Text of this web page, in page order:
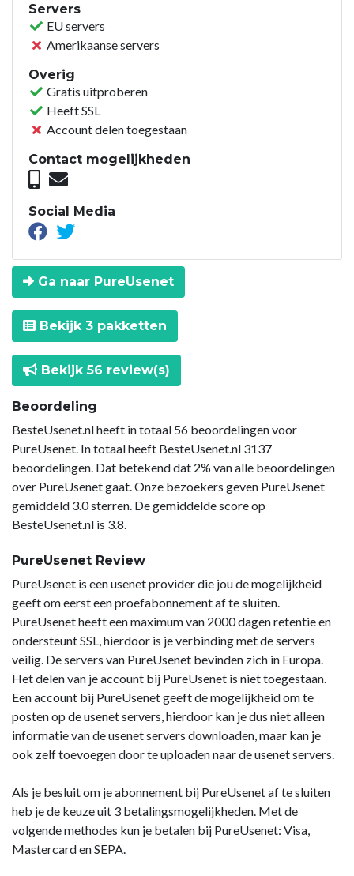
Servers
EU servers
Amerikaanse servers
Overig
Gratis uitproberen
Heeft SSL
Account delen toegestaan
Contact mogelijkheden
Social Media
Ga naar PureUsenet
Bekijk 3 pakketten
Bekijk 56 review(s)
Beoordeling
BesteUsenet.nl heeft in totaal 56 beoordelingen voor
PureUsenet. In totaal heeft BesteUsenet.nl 3137
beoordelingen. Dat betekend dat 2% van alle beoordelingen
over PureUsenet gaat. Onze bezoekers geven PureUsenet
gemiddeld 3.0 sterren. De gemiddelde score op
BesteUsenet.nl is 3.8.
PureUsenet Review
PureUsenet is een usenet provider die jou de mogelijkheid
geeft om eerst een proefabonnement af te sluiten.
PureUsenet heeft een maximum van 2000 dagen retentie en
ondersteunt SSL, hierdoor is je verbinding met de servers
veilig. De servers van PureUsenet bevinden zich in Europa.
Het delen van je account bij PureUsenet is niet toegestaan.
Een account bij PureUsenet geeft de mogelijkheid om te
posten op de usenet servers, hierdoor kan je dus niet alleen
informatie van de usenet servers downloaden, maar kan je
ook zelf toevoegen door te uploaden naar de usenet servers.
Als je besluit om je abonnement bij PureUsenet af te sluiten
heb je de keuze uit 3 betalingsmogelijkheden. Met de
volgende methodes kun je betalen bij PureUsenet: Visa,
Mastercard en SEPA.